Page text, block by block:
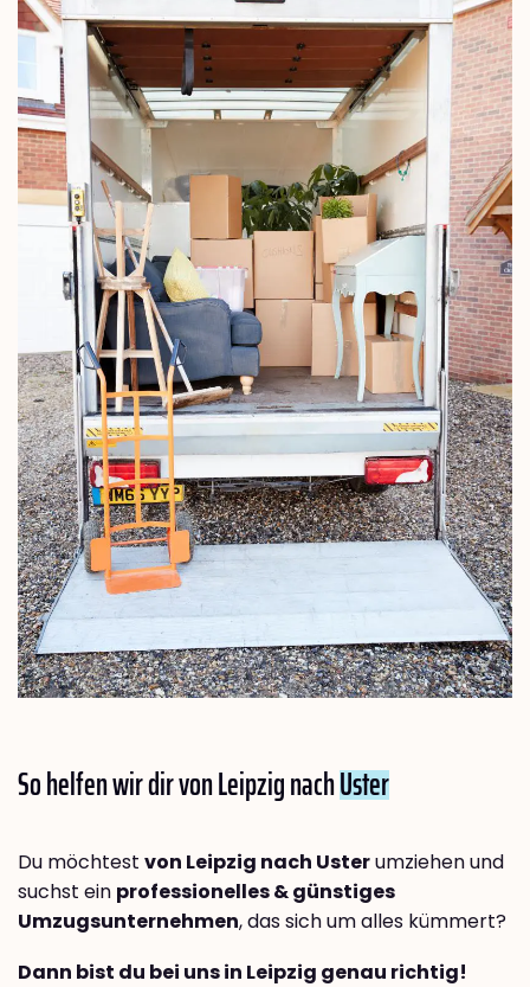
So helfen wir dir von Leipzig nachUster
Du möchtest von Leipzig nach Usterumziehen und
suchst ein professionelles & günstiges
Umzugsunternehmen, das sich um alles kümmert?
Dann bist du bei uns in Leipzig genau richtig!